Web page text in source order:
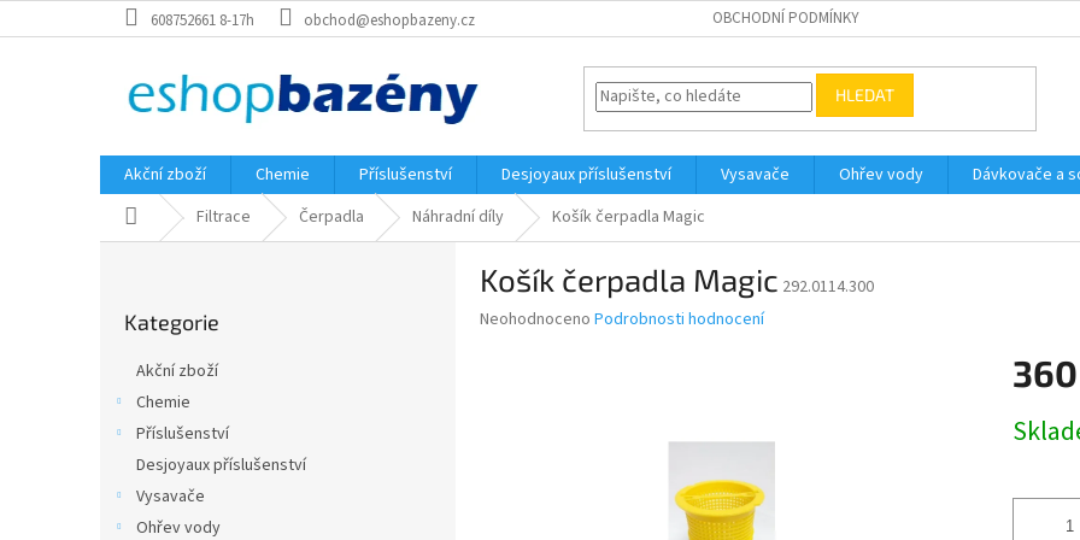
na
608752661 8-17h obchod@eshopbazeny.cz OBCHODNÍ PODMÍNKY
HLEDAT
Akční zboží Chemie Příslušenství Desjoyaux příslušenství Vysavače Ohřev vody Dávkovače a
Domů Filtrace Čerpadla Náhradní díly Košík čerpadla Magic
kategorie
Kategorie
Akční zboží
Chemie
Příslušenství
Desjoyaux příslušenství
Vysavače
Ohřev vody
Košík čerpadla Magic 292.0114.300
Průměrné
Neohodnoceno Podrobnosti hodnocení
cena: